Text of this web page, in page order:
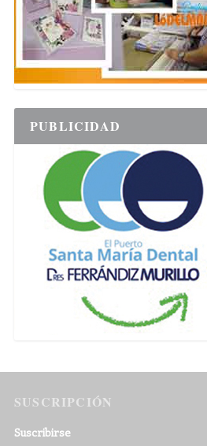
PUBLICIDAD
SUSCRIPCIÓN
Suscribirse